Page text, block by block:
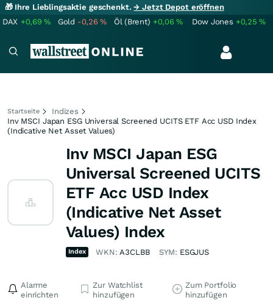
🎁 Ihre Lieblingsaktie geschenkt.→ Jetzt Depot eröffnen
DAX +0,69% Gold -0,26% Öl (Brent) +0,06% Dow Jones +0,25%
Startseite
Indizes
Inv MSCI Japan ESG Universal Screened UCITS ETF Acc USD Index
(Indicative Net Asset Values)
Inv MSCI Japan ESG
Universal Screened UCITS
ETF Acc USD Index
(Indicative Net Asset
Values) Index
Index WKN:A3CLBB SYM: ESGJUS
Alarme
einrichten
Zur Watchlist
hinzufügen
Zum Portfolio
hinzufügen